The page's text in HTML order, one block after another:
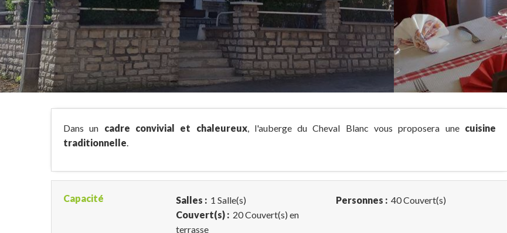
Dans un cadre convivial et chaleureux, l'auberge du Cheval Blanc vous proposera une cuisine
traditionnelle.
Capacité Salles : 1 Salle(s) Personnes : 40 Couvert(s)
Couvert(s) : 20 Couvert(s) en
terrasse